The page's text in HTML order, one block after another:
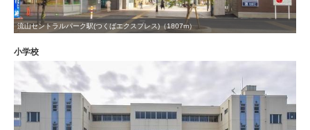
流山セントラルパーク駅(つくばエクスプレス)（1807m）
小学校